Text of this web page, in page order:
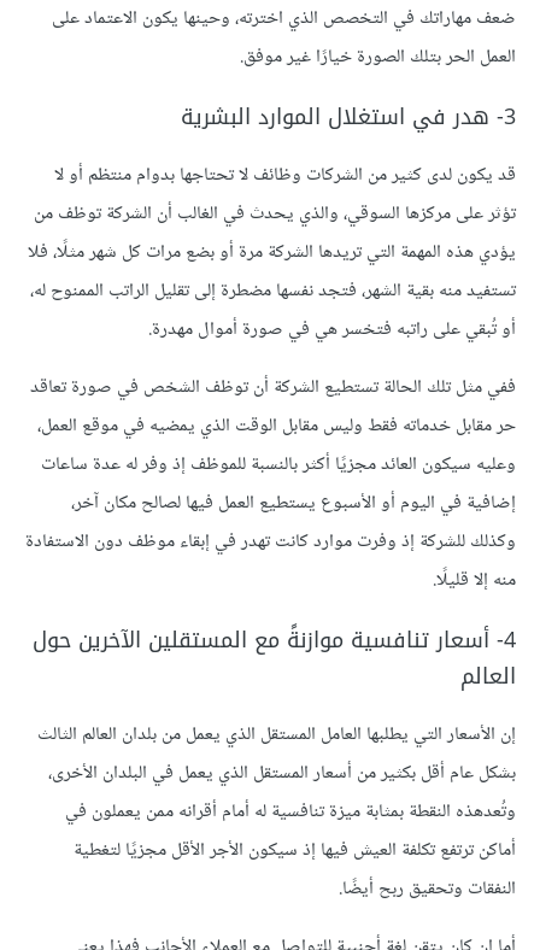
ضعف مهاراتك في التخصص الذي اخترته، وحينها يكون الاعتماد على
العمل الحر بتلك الصورة خيارًا غير موفق.
3- هدر في استغلال الموارد البشرية
قد يكون لدى كثير من الشركات وظائف لا تحتاجها بدوام منتظم أو لا
تؤثر على مركزها السوقي، والذي يحدث في الغالب أن الشركة توظف من
يؤدي هذه المهمة التي تريدها الشركة مرة أو بضع مرات كل شهر مثلًا، فلا
تستفيد منه بقية الشهر، فتجد نفسها مضطرة إلى تقليل الراتب الممنوح له،
أو تُبقي على راتبه فتخسر هي في صورة أموال مهدرة.
ففي مثل تلك الحالة تستطيع الشركة أن توظف الشخص في صورة تعاقد
حر مقابل خدماته فقط وليس مقابل الوقت الذي يمضيه في موقع العمل،
وعليه سيكون العائد مجزيًا أكثر بالنسبة للموظف إذ وفر له عدة ساعات
إضافية في اليوم أو الأسبوع يستطيع العمل فيها لصالح مكان آخر،
وكذلك للشركة إذ وفرت موارد كانت تهدر في إبقاء موظف دون الاستفادة
منه إلا قليلًا.
4- أسعار تنافسية موازنةً مع المستقلين الآخرين حول
العالم
إن الأسعار التي يطلبها العامل المستقل الذي يعمل من بلدان العالم الثالث
بشكل عام أقل بكثير من أسعار المستقل الذي يعمل في البلدان الأخرى،
وتُعدهذه النقطة بمثابة ميزة تنافسية له أمام أقرانه ممن يعملون في
أماكن ترتفع تكلفة العيش فيها إذ سيكون الأجر الأقل مجزيًا لتغطية
النفقات وتحقيق ربح أيضًا.